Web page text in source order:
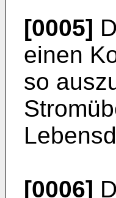
[0005]
einen
so
[0006]